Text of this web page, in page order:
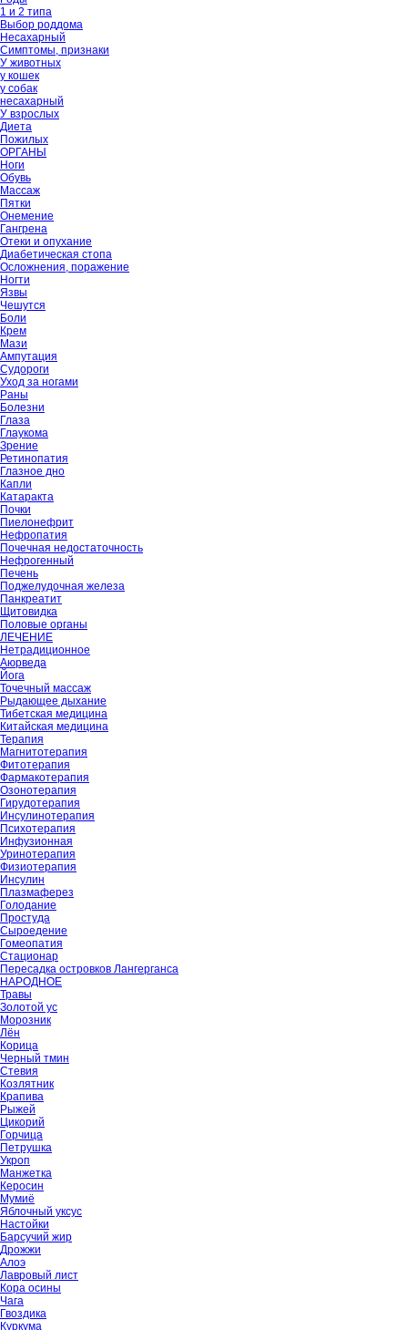
1 и 2 типа
Выбор роддома
Несахарный
Симптомы, признаки
У животных
у кошек
у собак
несахарный
У взрослых
Диета
Пожилых
ОРГАНЫ
Ноги
Обувь
Массаж
Пятки
Онемение
Гангрена
Отеки и опухание
Диабетическая стопа
Осложнения, поражение
Ногти
Язвы
Чешутся
Боли
Крем
Мази
Ампутация
Судороги
Уход за ногами
Раны
Болезни
Глаза
Глаукома
Зрение
Ретинопатия
Глазное дно
Капли
Катаракта
Почки
Пиелонефрит
Нефропатия
Почечная недостаточность
Нефрогенный
Печень
Поджелудочная железа
Панкреатит
Щитовидка
Половые органы
ЛЕЧЕНИЕ
Нетрадиционное
Аюрведа
Йога
Точечный массаж
Рыдающее дыхание
Тибетская медицина
Китайская медицина
Терапия
Магнитотерапия
Фитотерапия
Фармакотерапия
Озонотерапия
Гирудотерапия
Инсулинотерапия
Психотерапия
Инфузионная
Уринотерапия
Физиотерапия
Инсулин
Плазмаферез
Голодание
Простуда
Сыроедение
Гомеопатия
Стационар
Пересадка островков Лангерганса
НАРОДНОЕ
Травы
Золотой ус
Морозник
Лён
Корица
Черный тмин
Стевия
Козлятник
Крапива
Рыжей
Цикорий
Горчица
Петрушка
Укроп
Манжетка
Керосин
Мумиё
Яблочный уксус
Настойки
Барсучий жир
Дрожжи
Алоэ
Лавровый лист
Кора осины
Чага
Гвоздика
Куркума